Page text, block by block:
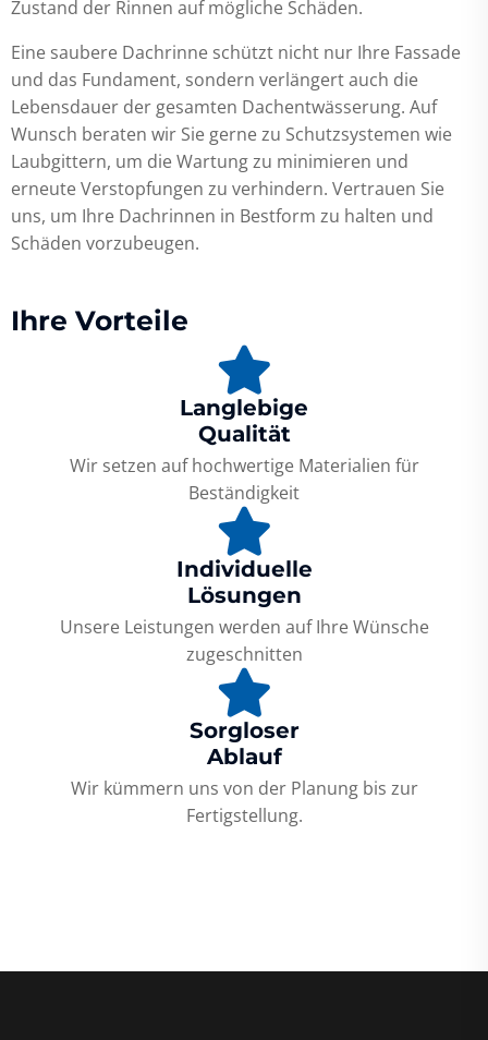
Zustand der Rinnen auf mögliche Schäden.
Eine saubere Dachrinne schützt nicht nur Ihre Fassade
und das Fundament, sondern verlängert auch die
Lebensdauer der gesamten Dachentwässerung. Auf
Wunsch beraten wir Sie gerne zu Schutzsystemen wie
Laubgittern, um die Wartung zu minimieren und
erneute Verstopfungen zu verhindern. Vertrauen Sie
uns, um Ihre Dachrinnen in Bestform zu halten und
Schäden vorzubeugen.
Ihre Vorteile
Langlebige
Qualität
Wir setzen auf hochwertige Materialien für
Beständigkeit
Individuelle
Lösungen
Unsere Leistungen werden auf Ihre Wünsche
zugeschnitten
Sorgloser
Ablauf
Wir kümmern uns von der Planung bis zur
Fertigstellung.